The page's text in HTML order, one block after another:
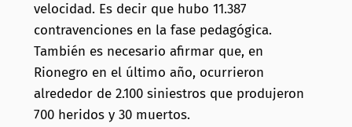
velocidad. Es decir que hubo 11.387
contravenciones en la fase pedagógica.
También es necesario afirmar que, en
Rionegro en el último año, ocurrieron
alrededor de 2.100 siniestros que produjeron
700 heridos y 30 muertos.